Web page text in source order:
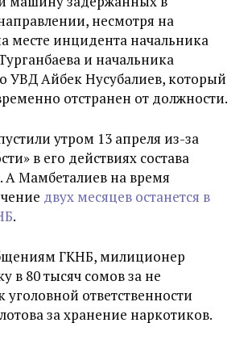
несмотря на
месте инцидента начальника
и начальника
УВД Айбек Нусубалиев, который
отстранен от должности.
утром 13 апреля из-за
в его действиях состава
А Мамбеталиев на время
двух месяцев останется в
.
ГКНБ, милиционер
в 80 тысяч сомов за не
уголовной ответственности
за хранение наркотиков.